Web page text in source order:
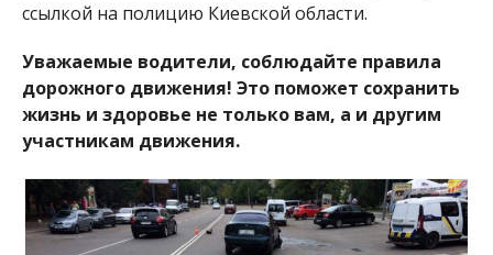
ссылкой на полицию Киевской области.
Уважаемые водители, соблюдайте правила
дорожного движения! Это поможет сохранить
жизнь и здоровье не только вам, а и другим
участникам движения.